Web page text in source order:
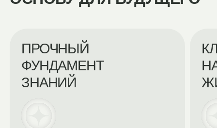
Листайте, чтобы увидеть больше